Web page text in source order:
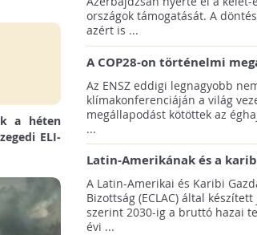
a héten
ELI-
országok támogatását. A
azért is ...
A COP28-on történelmi
született! - Összefoglaló az
klímacsúcsáról
Az ENSZ eddigi legnagyobb
klímakonferenciáján a világ
megállapodást kötöttek az
...
Latin-Amerikának és a
térségnek növelniük kell
az éghajlatvédelmi célok
A Latin-Amerikai és Karibi
Bizottság (ECLAC) által
szerint 2030-ig a bruttó hazai
évi ...